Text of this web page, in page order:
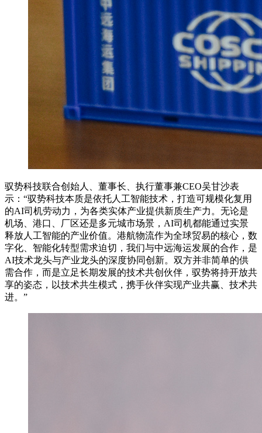
驭势科技联合创始人、董事长、执行董事兼CEO吴甘沙表
示：“驭势科技本质是依托人工智能技术，打造可规模化复用
的AI司机劳动力，为各类实体产业提供新质生产力。无论是
机场、港口、厂区还是多元城市场景，AI司机都能通过实景
释放人工智能的产业价值。港航物流作为全球贸易的核心，数
字化、智能化转型需求迫切，我们与中远海运发展的合作，是
AI技术龙头与产业龙头的深度协同创新。双方并非简单的供
需合作，而是立足长期发展的技术共创伙伴，驭势将持开放共
享的姿态，以技术共生模式，携手伙伴实现产业共赢、技术共
进。”